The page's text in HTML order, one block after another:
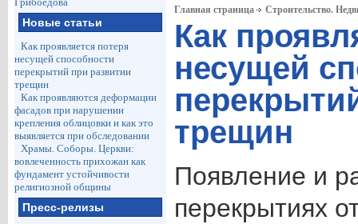
Новые статьи
Как проявляется потеря
несущей способности
перекрытий при развитии
трещин
Как проявляются деформации
фасадов при нарушении
крепления облицовки и как это
выявляется при обследовании
Храмы. Соборы. Церкви:
вовлеченность прихожан как
фундамент устойчивости
религиозной общины
Пресс-релизы
Главная страница Строительство.
Как
несущей
трещин
Появление и
перекрытиях